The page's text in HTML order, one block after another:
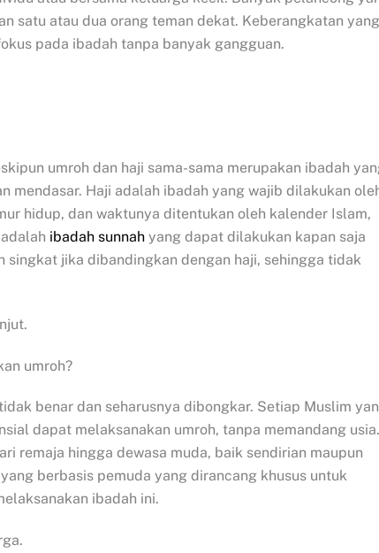
satu atau dua orang teman dekat. Keberangkatan yang
pada ibadah tanpa banyak gangguan.
umroh dan haji sama-sama merupakan ibadah
mendasar. Haji adalah ibadah yang wajib dilakukan
hidup, dan waktunya ditentukan oleh kalender Islam,
ibadah sunnah yang dapat dilakukan kapan saja
singkat jika dibandingkan dengan haji, sehingga tidak
umroh?
benar dan seharusnya dibongkar. Setiap Muslim
dapat melaksanakan umroh, tanpa memandang usia.
remaja hingga dewasa muda, baik sendirian maupun
berbasis pemuda yang dirancang khusus untuk
ibadah ini.